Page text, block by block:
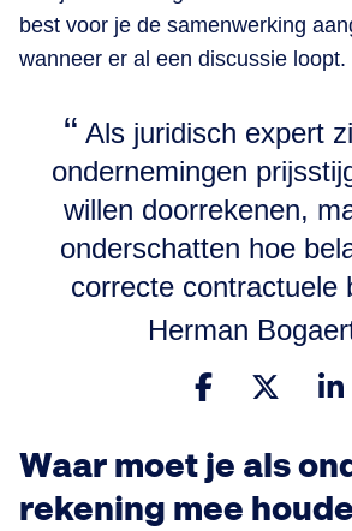
best voor je de samenwerking
wanneer er al een discussie loopt.
Als juridisch expert
ondernemingen
willen doorrekenen,
onderschatten hoe
correcte contractuele
Herman
Waar moet je als
rekening mee